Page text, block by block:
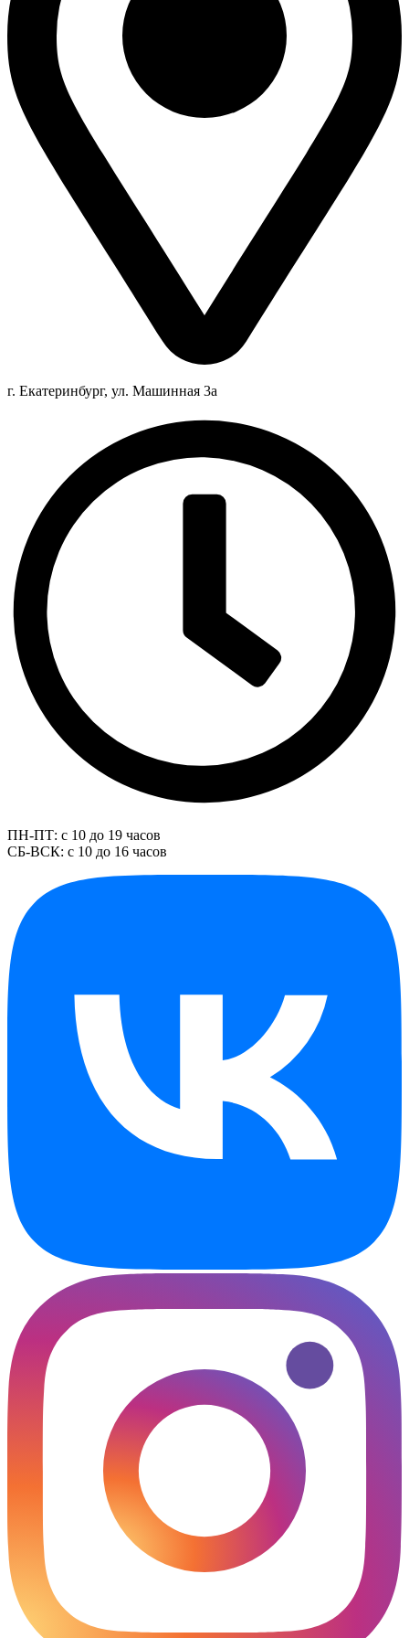
г. Екатеринбург, ул. Машинная 3а
ПН-ПТ: с 10 до 19 часов
СБ-ВСК: с 10 до 16 часов